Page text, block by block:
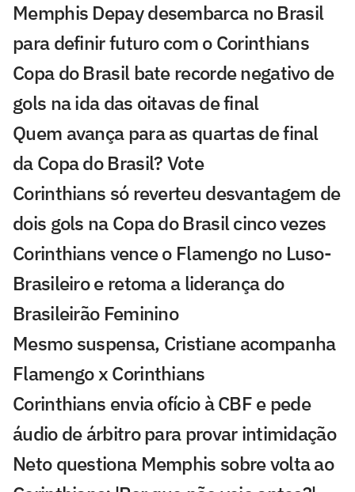
Memphis Depay desembarca no Brasil
para definir futuro com o Corinthians
Copa do Brasil bate recorde negativo de
gols na ida das oitavas de final
Quem avança para as quartas de final
da Copa do Brasil? Vote
Corinthians só reverteu desvantagem de
dois gols na Copa do Brasil cinco vezes
Corinthians vence o Flamengo no Luso-
Brasileiro e retoma a liderança do
Brasileirão Feminino
Mesmo suspensa, Cristiane acompanha
Flamengo x Corinthians
Corinthians envia ofício à CBF e pede
áudio de árbitro para provar intimidação
Neto questiona Memphis sobre volta ao